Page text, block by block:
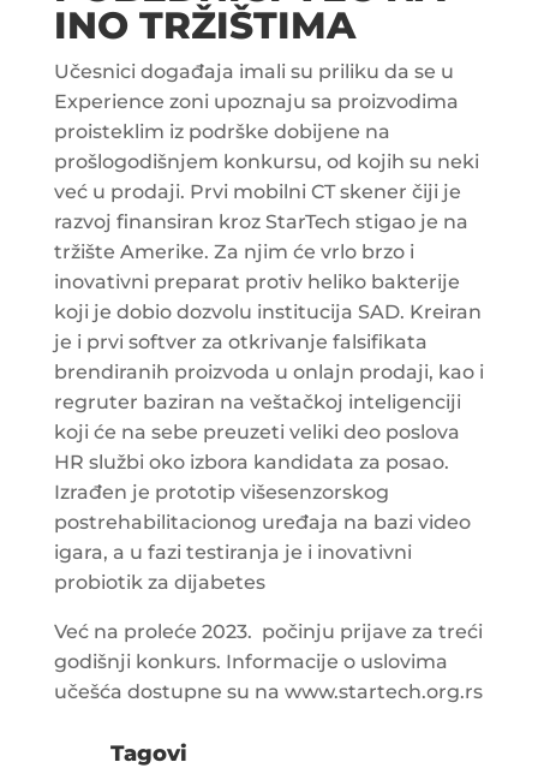
INO TRŽIŠTIMA
Učesnici događaja imali su priliku da se u
Experience zoni upoznaju sa proizvodima
proisteklim iz podrške dobijene na
prošlogodišnjem konkursu, od kojih su neki
već u prodaji. Prvi mobilni CT skener čiji je
razvoj finansiran kroz StarTech stigao je na
tržište Amerike. Za njim će vrlo brzo i
inovativni preparat protiv heliko bakterije
koji je dobio dozvolu institucija SAD. Kreiran
je i prvi softver za otkrivanje falsifikata
brendiranih proizvoda u onlajn prodaji, kao i
regruter baziran na veštačkoj inteligenciji
koji će na sebe preuzeti veliki deo poslova
HR službi oko izbora kandidata za posao.
Izrađen je prototip višesenzorskog
postrehabilitacionog uređaja na bazi video
igara, a u fazi testiranja je i inovativni
probiotik za dijabetes
Već na proleće 2023. počinju prijave za treći
godišnji konkurs. Informacije o uslovima
učešća dostupne su na www.startech.org.rs
Tagovi